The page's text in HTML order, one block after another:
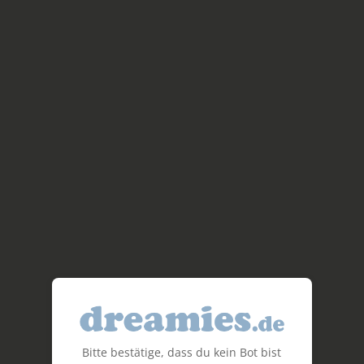
Bitte bestätige, dass du kein Bot bist